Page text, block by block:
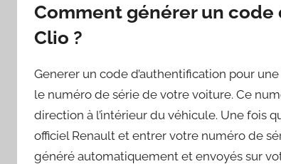
Comment générer un
Clio ?
Generer un code d’authentification pour
le numéro de série de votre voiture. Ce
direction à l’intérieur du véhicule. Une fois
officiel Renault et entrer votre numéro de
généré automatiquement et envoyés sur